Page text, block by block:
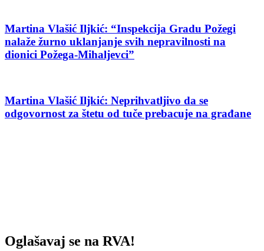
Martina Vlašić Iljkić: “Inspekcija Gradu Požegi
nalaže žurno uklanjanje svih nepravilnosti na
dionici Požega-Mihaljevci”
Martina Vlašić Iljkić: Neprihvatljivo da se
odgovornost za štetu od tuče prebacuje na građane
Oglašavaj se na RVA!